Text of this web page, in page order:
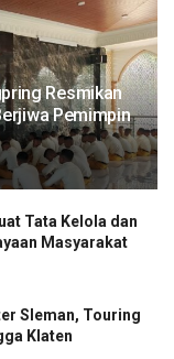
Resmikan
Pemimpin
Tata Kelola dan
Masyarakat
Sleman, Touring
Klaten